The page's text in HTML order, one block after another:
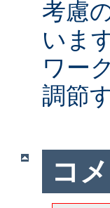
考慮
いま
ワー
調節
コ